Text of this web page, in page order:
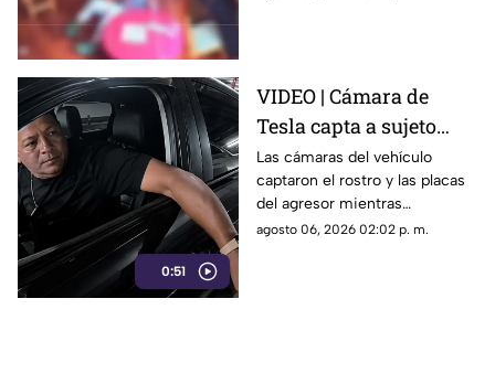
0:51
VIDEO | Cámara de
Tesla capta a sujeto
rayando el auto en
estacionamiento
Las cámaras del vehículo
captaron el rostro y las placas
del agresor mientras
vandalizaba la pintura. Esto
agosto 06, 2026 02:02 p. m.